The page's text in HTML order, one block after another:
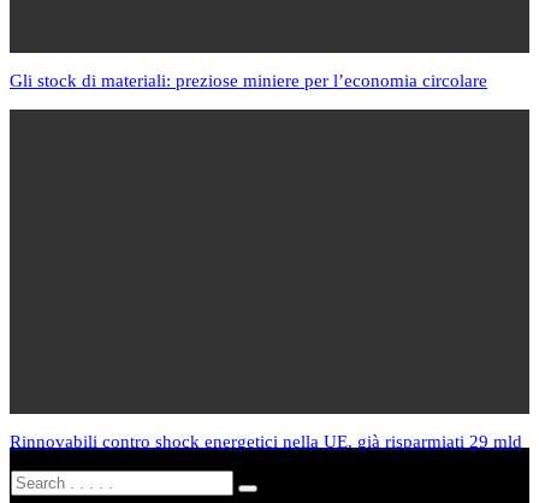
Gli stock di materiali: preziose miniere per l’economia circolare
Rinnovabili contro shock energetici nella UE, già risparmiati 29 mld